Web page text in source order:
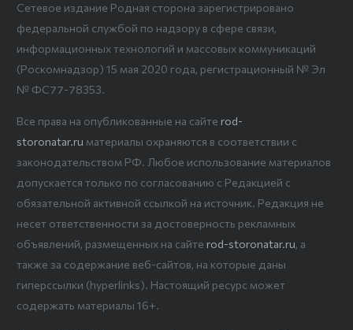
Сетевое издание Родная сторона зарегистрировано
федеральной службой по надзору в сфере связи,
информационных технологий и массовых коммуникаций
(Роскомнадзор) 15 мая 2020 года, регистрационный № Эл
№ ФС77-78353.
Все права на опубликованные на сайте rod-
storonatar.ru материалы охраняются в соответствии с
законодательством РФ. Любое использование материалов
допускается только по согласованию с Редакцией с
обязательной активной ссылкой на источник. Редакция не
несет ответственности за достоверность рекламных
объявлений, размещенных на сайте rod-storonatar.ru, а
также за содержание веб-сайтов, на которые даны
гиперссылки (hyperlinks). Настоящий ресурс может
содержать материалы 16+.